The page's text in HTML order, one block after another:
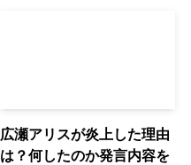
広瀬アリスが炎上した理由
は？何したのか発言内容を